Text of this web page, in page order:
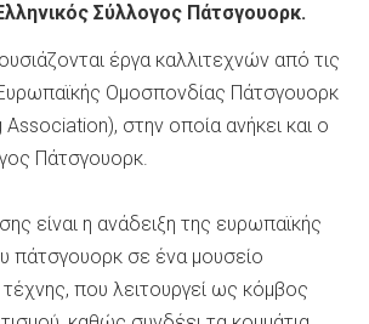
Σύλλογος Πάτσγουορκ.
έργα καλλιτεχνών από τις
Ομοσπονδίας Πάτσγουορκ
στην οποία ανήκει και ο
Πάτσγουορκ.
είναι η ανάδειξη της ευρωπαϊκής
πάτσγουορκ σε ένα μουσείο
τέχνης, που λειτουργεί ως κόμβος